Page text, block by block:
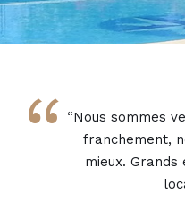
“ “Nous sommes
franchement,
mieux.